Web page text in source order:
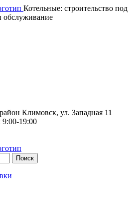
Котельные: строительство под
обслуживание
Климовск, ул. Западная 11
19:00